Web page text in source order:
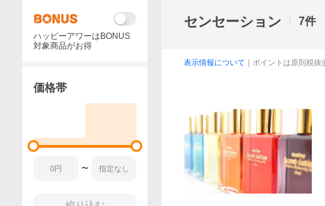
センセーション 7件
表示情報について ｜ポイントは原則税
ハッピーアワーはBONUS
対象商品がお得
価格帯
〜